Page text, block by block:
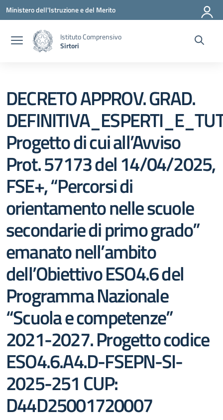
Vai ai contenuti
Vai al menu di navigazione
Vai al footer
Ministero dell'Istruzione e del Merito
Istituto Comprensivo
Sirtori
DECRETO APPROV. GRAD.
Progetto di cui all’Avviso
Prot. 57173 del 14/04/2025,
FSE+, “Percorsi di
orientamento nelle scuole
secondarie di primo grado”
emanato nell’ambito
dell’Obiettivo ESO4.6 del
Programma Nazionale
“Scuola e competenze”
2021-2027. Progetto codice
ESO4.6.A4.D-FSEPN-SI-
2025-251 CUP:
D44D25001720007